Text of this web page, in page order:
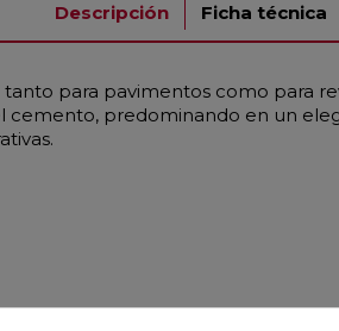
Descripción Ficha técnica
para pavimentos como para
predominando en un